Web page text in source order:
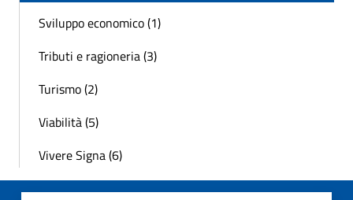
Sviluppo economico (1)
Tributi e ragioneria (3)
Turismo (2)
Viabilità (5)
Vivere Signa (6)